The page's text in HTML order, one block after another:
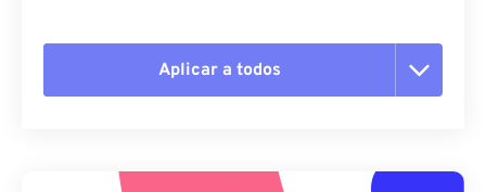
Aplicar a todos
Aplicar desde el ajuste preestablecido